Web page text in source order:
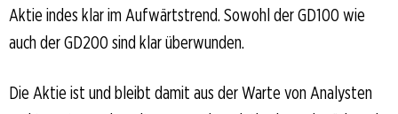
Aktie indes klar im Aufwärtstrend. Sowohl der GD100 wie
auch der GD200 sind klar überwunden.
Die Aktie ist und bleibt damit aus der Warte von Analysten